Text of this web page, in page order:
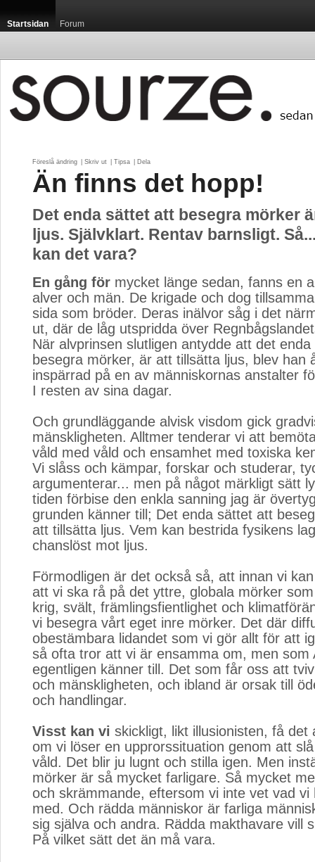
Startsidan Forum
Föreslå ändring Skriv ut Tipsa Dela
Än finns det hopp!
Det enda sättet att besegra mörker
ljus. Självklart. Rentav barnsligt.
kan det vara?
En gång för mycket länge sedan, fanns en
alver och män. De krigade och dog
sida som bröder. Deras inälvor såg i det
ut, där de låg utspridda över
När alvprinsen slutligen antydde att det
besegra mörker, är att tillsätta ljus, blev han
inspärrad på en av människornas anstalter
I resten av sina dagar.
Och grundläggande alvisk visdom gick
mänskligheten. Alltmer tenderar vi att
våld med våld och ensamhet med toxiska
Vi slåss och kämpar, forskar och studerar,
argumenterar... men på något märkligt sätt
tiden förbise den enkla sanning jag är
grunden känner till; Det enda sättet att
att tillsätta ljus. Vem kan bestrida fysikens
chanslöst mot ljus.
Förmodligen är det också så, att innan vi
att vi ska rå på det yttre, globala mörker
krig, svält, främlingsfientlighet och
vi besegra vårt eget inre mörker. Det där
obestämbara lidandet som vi gör allt för att
så ofta tror att vi är ensamma om, men som
egentligen känner till. Det som får oss att
och mänskligheten, och ibland är orsak till
och handlingar.
Visst kan vi skickligt, likt illusionisten, få det
om vi löser en upprorssituation genom att
våld. Det blir ju lugnt och stilla igen. Men
mörker är så mycket farligare. Så mycket
och skrämmande, eftersom vi inte vet vad vi
med. Och rädda människor är farliga
sig själva och andra. Rädda makthavare vill
På vilket sätt det än må vara.